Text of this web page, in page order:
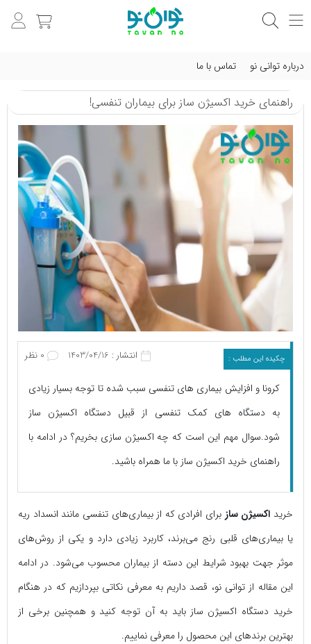
درباره توانی نو تماس با ما
راهنمای خرید اکسیژن ساز برای بیماران تنفسی!
چکیده این مطلب : انتشار : 1403/04/16
کرونا و افزایش بیماری های تنفسی سبب شده تا توجه بسیار زیادی
به دستگاه های کمک تنفسی از قبیل دستگاه اکسیژن ساز
شود.سوال مهم این است که چه اکسیژن سازی بخریم؟ در ادامه با
راهنمای خرید اکسیژن ساز با ما همراه باشید.
خرید اکسیژن ساز برای افرادی که از بیماری‌های تنفسی مانند انسداد ریه
یا بیماری‌های قلبی رنج می‌برند، کاربرد زیادی دارد و یکی از روش‌های
موثر جهت بهبود شرایط این دسته از بیماران محسوب می‌شود. در ادامه
این مقاله از توانی نو، قصد داریم به معرفی نکاتی بپردازیم که در هنگام
خرید دستگاه اکسیژن ساز باید به آن توجه کنید و همچنین برخی از
بهترین برندهای این محصول را معرفی نماییم.